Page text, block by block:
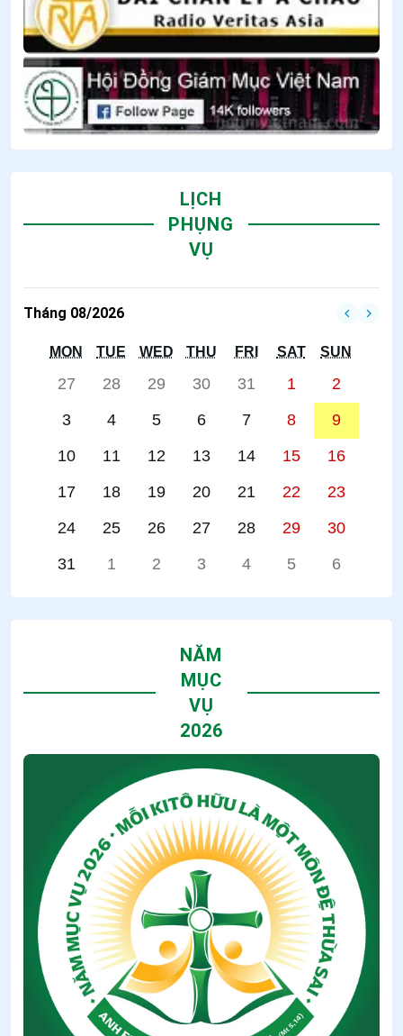
LỊCH
PHỤNG
VỤ
Tháng 08/2026
MON TUE WED THU FRI SAT SUN
27 28 29 30 31 1
2
3
4 5 6 7 8
9
10
11 12 13 14 15
16
17
18 19 20 21 22
23
24
25 26 27 28 29
30
31
1 2 3 4 5 6
NĂM
MỤC
VỤ
2026